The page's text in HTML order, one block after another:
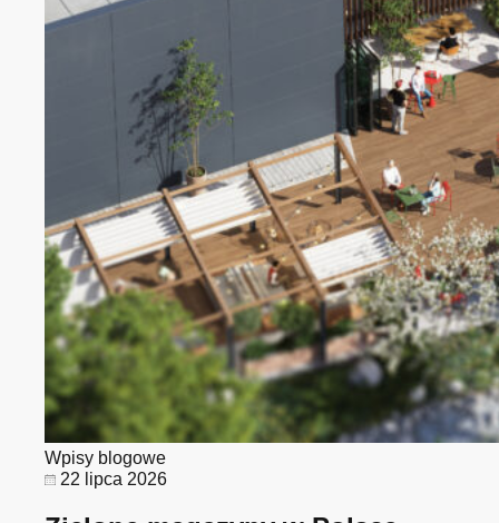
Wpisy blogowe
22 lipca 2026